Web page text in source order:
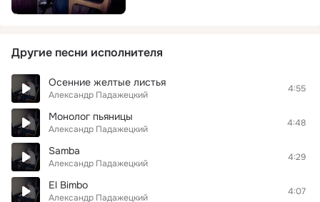
Другие песни исполнителя
Осенние желтые листья
Александр Падажецкий
4:55
Монолог пьяницы
Александр Падажецкий
4:48
Samba
Александр Падажецкий
4:29
El Bimbo
Александр Падажецкий
4:07